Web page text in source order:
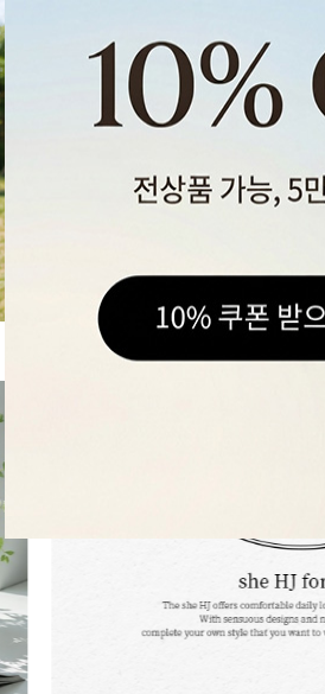
HOME
홈웨어
스포츠웨어
ACC
스카프/머플러